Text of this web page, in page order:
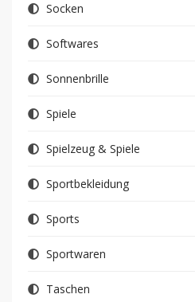
Socken
Softwares
Sonnenbrille
Spiele
Spielzeug & Spiele
Sportbekleidung
Sports
Sportwaren
Taschen